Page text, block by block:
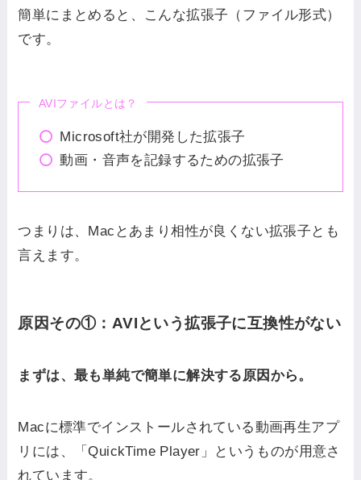
簡単にまとめると、こんな拡張子（ファイル形式）
です。
AVIファイルとは？
Microsoft社が開発した拡張子
動画・音声を記録するための拡張子
つまりは、Macとあまり相性が良くない拡張子とも
言えます。
原因その①：AVIという拡張子に互換性がない
まずは、最も単純で簡単に解決する原因から。
Macに標準でインストールされている動画再生アプ
リには、「QuickTime Player」というものが用意さ
れています。